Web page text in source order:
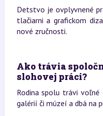
Detstvo je ovplyvnené
tlačiarni a grafickom
nové zručnosti.
Ako trávia
slohovej práci?
Rodina spolu trávi
galérií či múzeí a dbá na